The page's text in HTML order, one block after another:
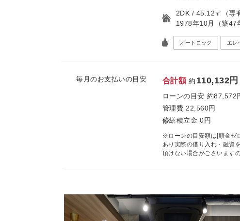
2DK / 45.12㎡（専
1978年10月（築47
オートロック エレ
毎月のお支払いの目安 合計額 約 110,132円
ローンの目安 約87,572
管理費 22,560円
修繕積立金 0円
※ローンの目安額は[頭金ゼ
あり実際の借り入れ・融資
頂けない場合がございます